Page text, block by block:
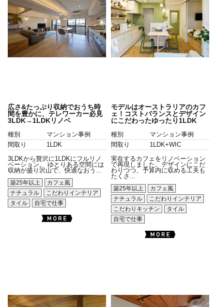
広さ&たっぷり収納でおうち時
間を豊かに、テレワーカー必見
3LDK→1LDKリノベ
種別
マンション事例
間取り
1LDK
3LDKから贅沢に1LDKにフルリノ
ベーション。 ゆとりある空間には
収納が盛り沢山で、快適なおう...
築25年以上
カフェ風
ナチュラル
こだわりインテリア
タイル
自宅で仕事
モデルはオーストラリアのカフ
ェ！コストバランスとデザイン
にこだわったゆったり1LDK
種別
マンション事例
間取り
1LDK+WIC
実在するカフェをリノベーション
で再現しました。デザインにこだ
わりつつ、予算内に収める工夫も
たくさ...
築25年以上
カフェ風
ナチュラル
こだわりインテリア
こだわりキッチン
タイル
自宅で仕事